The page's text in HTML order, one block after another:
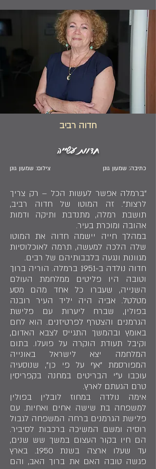
חדוה רביב
חדוות עשייה
צילום: שמעון גונן כתיבה: שמעון גונן
"ברמלה אפשר לעשות הכל – רק צריך
לרצות". זה המוטו של חדוה רביב,
תושבת רמלה, מתנדבת ותיקה ודמות
אהובה ומוכרת בעיר.
במהלך חייה יישמה חדוה את המוטו
שלה הלכה למעשה, תרמה לאוכלוסיות
מגוונות ונגעה בלבבותיהם של רבים.
חדוה נולדה ב-1951 ברמלה. הוריה ברוך
וטובה היו פליטים ממלחמת העולם
השנייה, שעברו כל אחד מהם מסע
מטלטל. אביה היה יליד העיר רובנה
בפולין, שברח ליערות עם פלישת
הגרמנים והצטרף לפרטיזנים. הוא לחם
באומץ ובהמשך התגייס לצבא האדום,
וקיבל תעודת הוקרה על פועלו. בתום
המלחמה יצא לישראל באונייה
המפורסמת "אף על פי כן", שנוסעיה
עוכבו ע"י הבריטים במחנה בקפריסין
טרם הגעתם לארץ.
אימה נולדה במחוז לובלין בפולין
למשפחה בת שישה אחים ואחיות. עם
פלישת הגרמנים ברחה המשפחה לגבול
רוסיה ומשם המשיכה ברכבות לסיביר.
הם חיו בקור העצום במשך שש שנים,
עד שעלו ארצה בשנת 1950. בארץ
פגשה טובה האם את ברוך האב, והם